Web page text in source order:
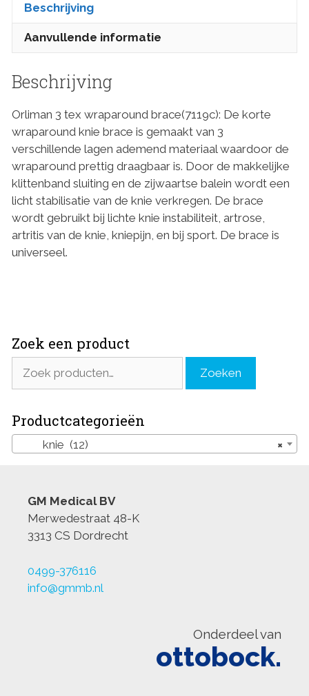
Beschrijving
Aanvullende informatie
Beschrijving
Orliman 3 tex wraparound brace(7119c): De korte
wraparound knie brace is gemaakt van 3
verschillende lagen ademend materiaal waardoor de
wraparound prettig draagbaar is. Door de makkelijke
klittenband sluiting en de zijwaartse balein wordt een
licht stabilisatie van de knie verkregen. De brace
wordt gebruikt bij lichte knie instabiliteit, artrose,
artritis van de knie, kniepijn, en bij sport. De brace is
universeel.
Zoek een product
Zoeken
Productcategorieën
×
knie (12)
GM Medical BV
Merwedestraat 48-K
3313 CS Dordrecht
0499-376116
info@gmmb.nl
Onderdeel van
ottobock.